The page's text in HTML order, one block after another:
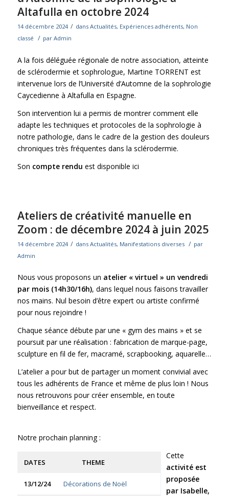
Altafulla en octobre 2024
14 décembre 2024 / dans Actualités, Expériences adhérents, Non
classé / par Admin
A la fois déléguée régionale de notre association, atteinte
de sclérodermie et sophrologue, Martine TORRENT est
intervenue lors de l’Université d’Automne de la sophrologie
Caycedienne à Altafulla en Espagne.
Son intervention lui a permis de montrer comment elle
adapte les techniques et protocoles de la sophrologie à
notre pathologie, dans le cadre de la gestion des douleurs
chroniques très fréquentes dans la sclérodermie.
Son compte rendu est disponible ici
Ateliers de créativité manuelle en
Zoom : de décembre 2024 à juin 2025
14 décembre 2024 / dans Actualités, Manifestations diverses / par
Admin
Nous vous proposons un atelier « virtuel » un vendredi
par mois (14h30/16h), dans lequel nous faisons travailler
nos mains. Nul besoin d’être expert ou artiste confirmé
pour nous rejoindre !
Chaque séance débute par une « gym des mains » et se
poursuit par une réalisation : fabrication de marque-page,
sculpture en fil de fer, macramé, scrapbooking, aquarelle…
L’atelier a pour but de partager un moment convivial avec
tous les adhérents de France et même de plus loin ! Nous
nous retrouvons pour créer ensemble, en toute
bienveillance et respect.
Notre prochain planning :
DATES THEME
13/12/24 Décorations de Noël
Cette
activité est
proposée
par Isabelle,